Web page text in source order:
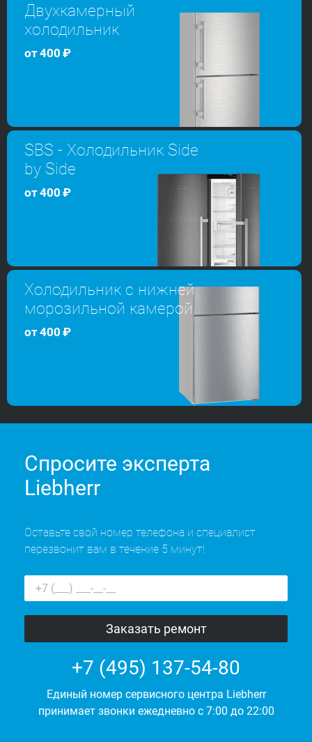
Двухкамерный
холодильник
от400 ₽
SBS - Холодильник Side
by Side
от400 ₽
Холодильник с нижней
морозильной камерой
от400 ₽
Спросите эксперта
Liebherr
Оставьте свой номер телефона и специалист
перезвонит вам в течение 5 минут!
+7 (495) 137-54-80
Единый номер сервисного центра Liebherr
принимает звонки ежедневно с 7:00 до 22:00